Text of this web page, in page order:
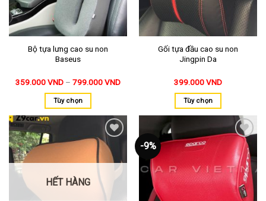
Bộ tựa lưng cao su non
Baseus
359.000VND – 799.000VND
Tùy chọn
Gối tựa đầu cao su non
Jingpin Da
399.000VND
Tùy chọn
Thêm
vào
yêu
thích
HẾT HÀNG
-9%
Thêm
vào
yêu
thích